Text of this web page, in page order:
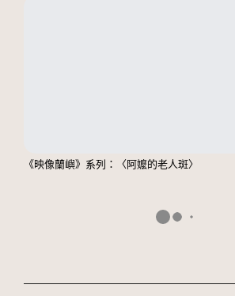
《映像蘭嶼》系列：〈阿嬤的老人斑〉